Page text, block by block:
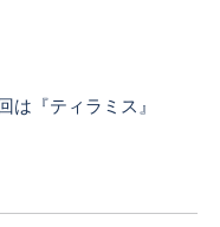
は『ティラミス』